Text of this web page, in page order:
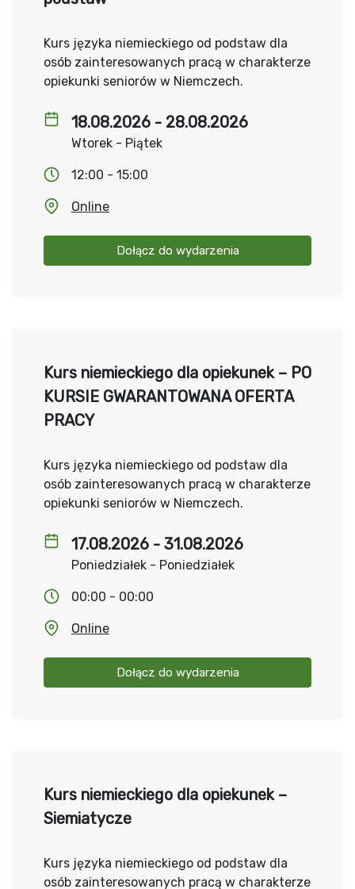
18.08.2026 - 28.08.2026
Wtorek - Piątek
12:00 - 15:00
Online
Dołącz do wydarzenia
Kurs języka niemieckiego od podstaw dla
osób zainteresowanych pracą w charakterze
opiekunki seniorów w Niemczech.
17.08.2026 - 31.08.2026
Poniedziałek - Poniedziałek
00:00 - 00:00
Online
Dołącz do wydarzenia
Kurs niemieckiego dla opiekunek – PO
KURSIE GWARANTOWANA OFERTA
PRACY
Kurs języka niemieckiego od podstaw dla
osób zainteresowanych pracą w charakterze
opiekunki seniorów w Niemczech.
Kurs niemieckiego dla opiekunek –
Siemiatycze
Kurs języka niemieckiego od podstaw dla
osób zainteresowanych pracą w charakterze